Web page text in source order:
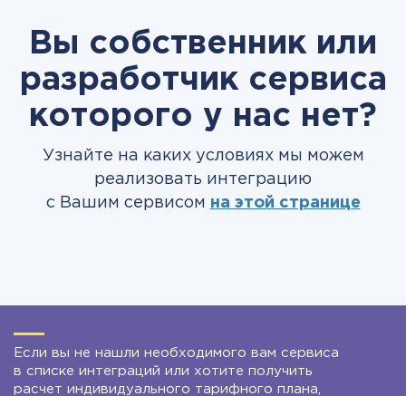
Вы собственник или
разработчик сервиса
которого у нас нет?
Узнайте на каких условиях мы можем
реализовать интеграцию
с Вашим сервисом на этой странице
Если вы не нашли необходимого вам сервиса
в списке интеграций или хотите получить
расчет индивидуального тарифного плана,